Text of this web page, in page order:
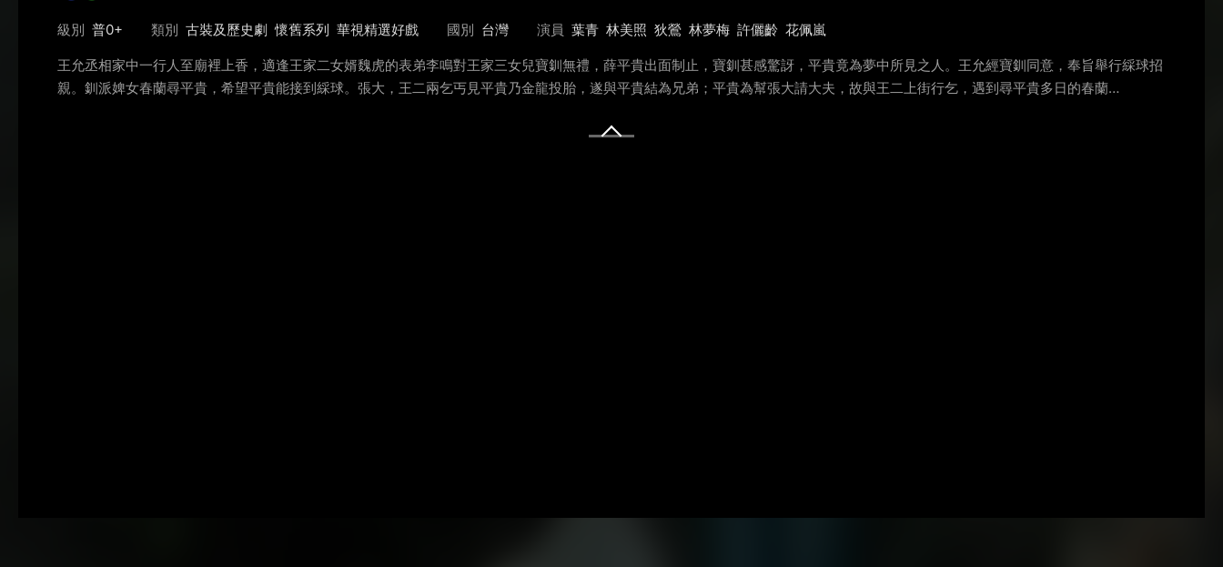
級別 普0+ 類別 古裝及歷史劇 懷舊系列 華視精選好戲 國別 台灣 演員 葉青 林美照 狄鶯 林夢梅 許儷齡 花佩嵐
王允丞相家中一行人至廟裡上香，適逢王家二女婿魏虎的表弟李鳴對王家三女兒寶釧無禮，薛平貴出面制止，寶釧甚感驚訝，平貴竟為夢中所見之人。王允經寶釧同意，奉旨舉行綵球招
親。釧派婢女春蘭尋平貴，希望平貴能接到綵球。張大，王二兩乞丐見平貴乃金龍投胎，遂與平貴結為兄弟；平貴為幫張大請大夫，故與王二上街行乞，遇到尋平貴多日的春蘭…